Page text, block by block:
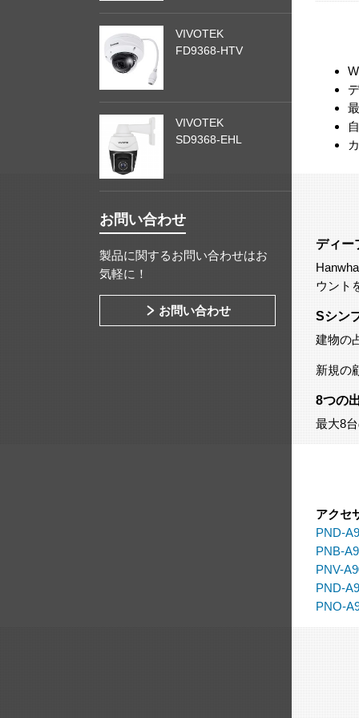
ディー
ウント
Sシン
建物の
新規の
8つの
最大8
アクセ
PND-
PNB-
PNV-
PND-
PNO-
VIVOTEK
FD9368-HTV
VIVOTEK
SD9368-EHL
お問い合わせ
製品に関するお問い合わせはお
気軽に！
お問い合わせ